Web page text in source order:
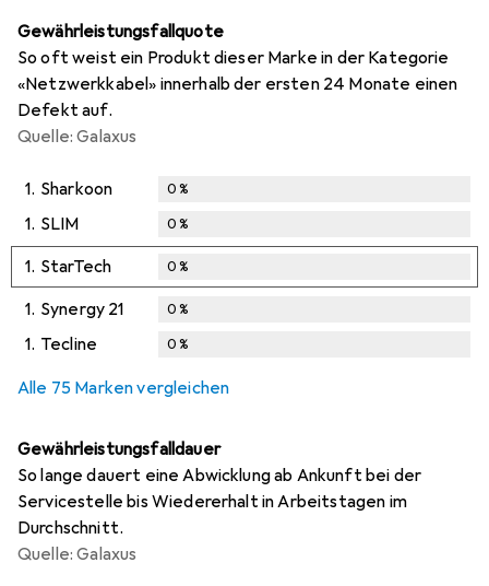
Gewährleistungsfallquote
So oft weist ein Produkt dieser Marke in der Kategorie
«Netzwerkkabel» innerhalb der ersten 24 Monate einen
Defekt auf.
Quelle: Galaxus
1. Sharkoon 0%
1. SLIM 0%
1. StarTech 0%
1. Synergy 21 0%
1. Tecline 0%
Alle 75 Marken vergleichen
Gewährleistungsfalldauer
So lange dauert eine Abwicklung ab Ankunft bei der
Servicestelle bis Wiedererhalt in Arbeitstagen im
Durchschnitt.
Quelle: Galaxus